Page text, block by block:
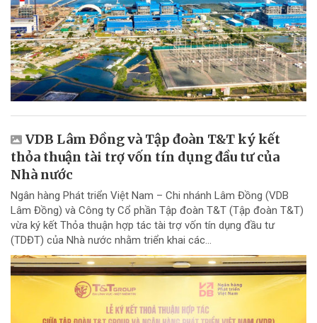
VDB Lâm Đồng và Tập đoàn T&T ký kết
thỏa thuận tài trợ vốn tín dụng đầu tư của
Nhà nước
Ngân hàng Phát triển Việt Nam – Chi nhánh Lâm Đồng (VDB
Lâm Đồng) và Công ty Cổ phần Tập đoàn T&T (Tập đoàn T&T)
vừa ký kết Thỏa thuận hợp tác tài trợ vốn tín dụng đầu tư
(TDĐT) của Nhà nước nhằm triển khai các...